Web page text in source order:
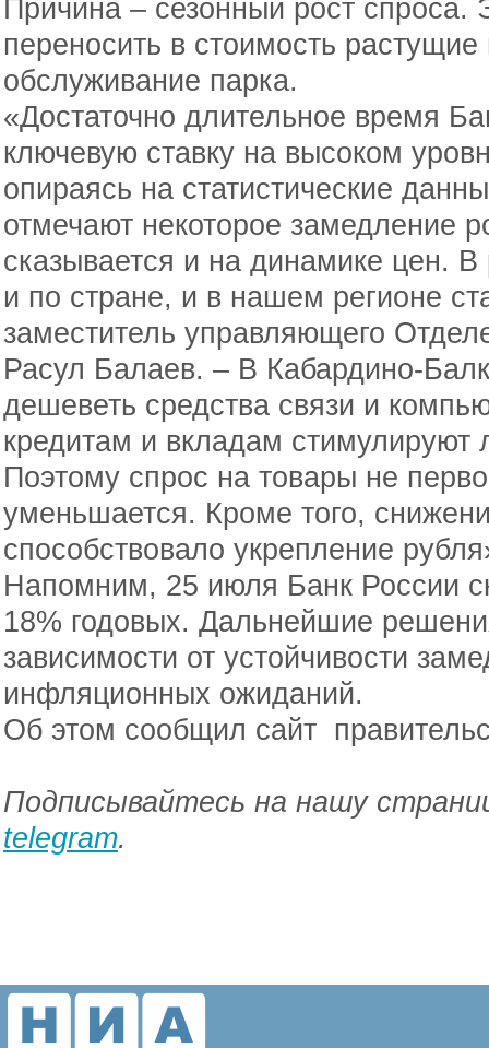
Причина – сезонный рост спроса.
переносить в стоимость
обслуживание парка.
«Достаточно длительное время
ключевую ставку на высоком
опираясь на статистические
отмечают некоторое замедление
сказывается и на динамике цен. В
и по стране, и в нашем регионе
заместитель управляющего
Расул Балаев. – В Кабардино-
дешеветь средства связи и
кредитам и вкладам стимулируют
Поэтому спрос на товары не
уменьшается. Кроме того,
способствовало укрепление
Напомним, 25 июля Банк России
18% годовых. Дальнейшие
зависимости от устойчивости
инфляционных ожиданий.
Об этом сообщил сайт
Подписывайтесь на нашу
telegram.